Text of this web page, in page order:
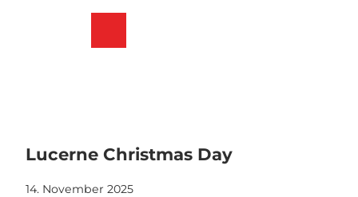
Lucerne Christmas Day
14. November 2025